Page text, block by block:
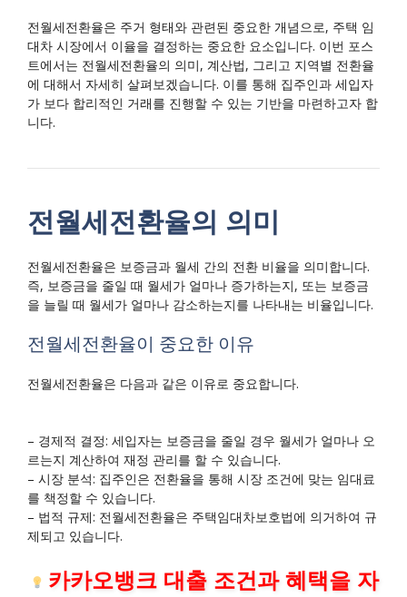
전월세전환율은 주거 형태와 관련된 중요한 개념으로, 주택 임
대차 시장에서 이율을 결정하는 중요한 요소입니다. 이번 포스
트에서는 전월세전환율의 의미, 계산법, 그리고 지역별 전환율
에 대해서 자세히 살펴보겠습니다. 이를 통해 집주인과 세입자
가 보다 합리적인 거래를 진행할 수 있는 기반을 마련하고자 합
니다.
전월세전환율의 의미
전월세전환율은 보증금과 월세 간의 전환 비율을 의미합니다.
즉, 보증금을 줄일 때 월세가 얼마나 증가하는지, 또는 보증금
을 늘릴 때 월세가 얼마나 감소하는지를 나타내는 비율입니다.
전월세전환율이 중요한 이유
전월세전환율은 다음과 같은 이유로 중요합니다.
– 경제적 결정: 세입자는 보증금을 줄일 경우 월세가 얼마나 오
르는지 계산하여 재정 관리를 할 수 있습니다.
– 시장 분석: 집주인은 전환율을 통해 시장 조건에 맞는 임대료
를 책정할 수 있습니다.
– 법적 규제: 전월세전환율은 주택임대차보호법에 의거하여 규
제되고 있습니다.
카카오뱅크 대출 조건과 혜택을 자